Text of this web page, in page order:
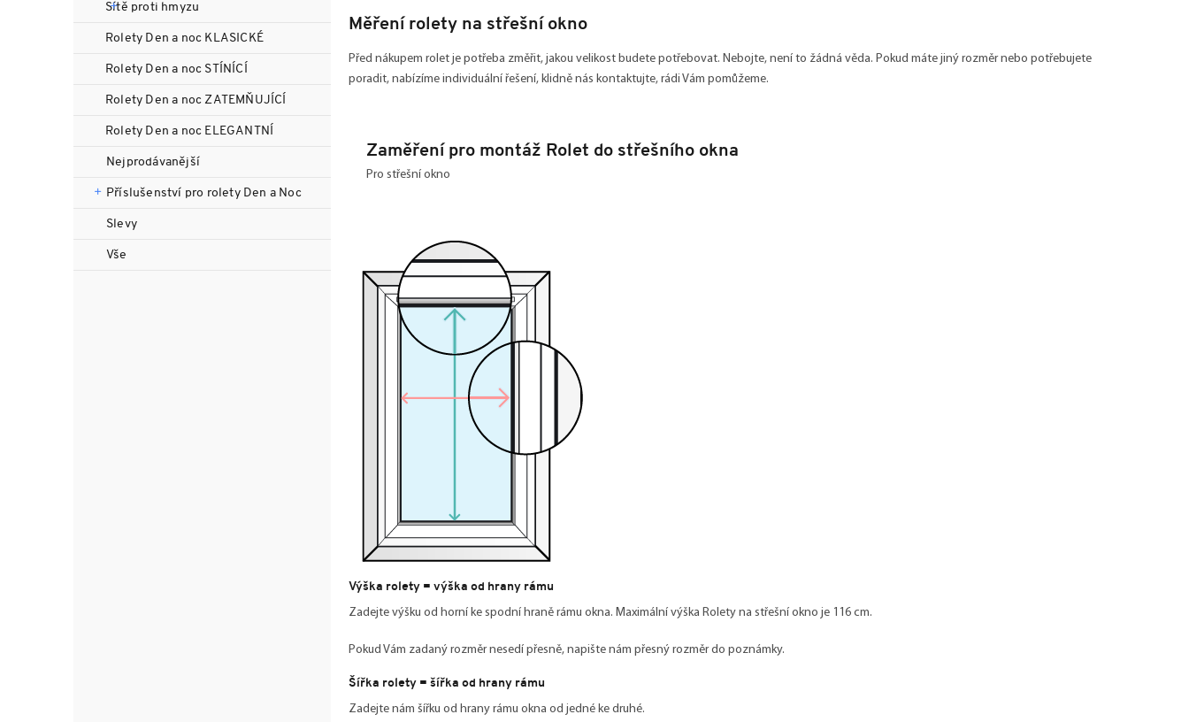
Sítě proti hmyzu
Rolety Den a noc KLASICKÉ
Rolety Den a noc STÍNÍCÍ
Rolety Den a noc ZATEMŇUJÍCÍ
Rolety Den a noc ELEGANTNÍ
Nejprodávanější
Příslušenství pro rolety Den a Noc
Slevy
Vše
Měření rolety na střešní okno
Před nákupem rolet je potřeba změřit, jakou velikost budete potřebovat. Nebojte, není to žádná věda. Pokud máte jiný rozměr nebo potřebujete
poradit, nabízíme individuální řešení, klidně nás kontaktujte, rádi Vám pomůžeme.
Zaměření pro montáž Rolet do střešního okna
Pro střešní okno
Výška rolety = výška od hrany rámu
Zadejte výšku od horní ke spodní hraně rámu okna. Maximální výška Rolety na střešní okno je 116 cm.
Pokud Vám zadaný rozměr nesedí přesně, napište nám přesný rozměr do poznámky.
Šířka rolety = šířka od hrany rámu
Zadejte nám šířku od hrany rámu okna od jedné ke druhé.